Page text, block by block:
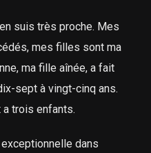
suis très proche. Mes
mes filles sont ma
ma fille aînée, a fait
sept à vingt-cinq ans.
a trois enfants.
dans